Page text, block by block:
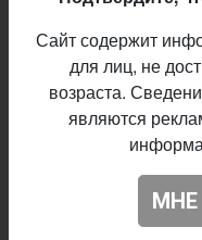
оттенками. В
фон и слегка
Описание производителя
29,0%
Сайт содержит
для лиц, не
возраста.
являются
МНЕ